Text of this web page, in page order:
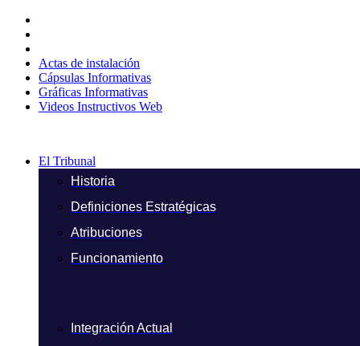
contenido
Actas de instalación
Cápsulas Informativas
Gráficas Informativas
Videos Instructivos Web
El Tribunal
Historia
Definiciones Estratégicas
Atribuciones
Funcionamiento
Integración Actual